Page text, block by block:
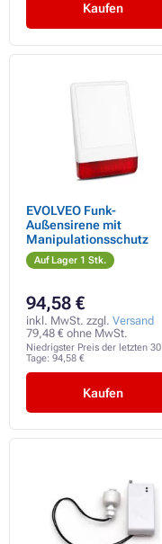
Kaufen
EVOLVEO Funk-
Außensirene mit
Manipulationsschutz
Auf Lager 1 Stk.
94,58 €
inkl. MwSt. zzgl. Versand
79,48 € ohne MwSt.
Niedrigster Preis der letzten 30
Tage: 94,58 €
Kaufen